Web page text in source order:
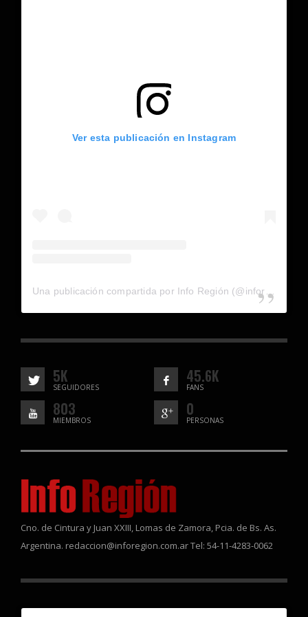
Ver esta publicación en Instagram
5K
SEGUIDORES
45.6K
FANS
803
MIEMBROS
0
PERSONAS
Cno. de Cintura y Juan XXIII, Lomas de Zamora, Pcia. de Bs. As.
Argentina. redaccion@inforegion.com.ar Tel: 54-11-4283-0062